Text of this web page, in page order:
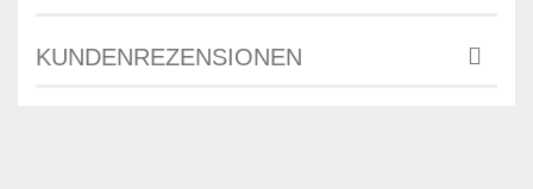
KUNDENREZENSIONEN